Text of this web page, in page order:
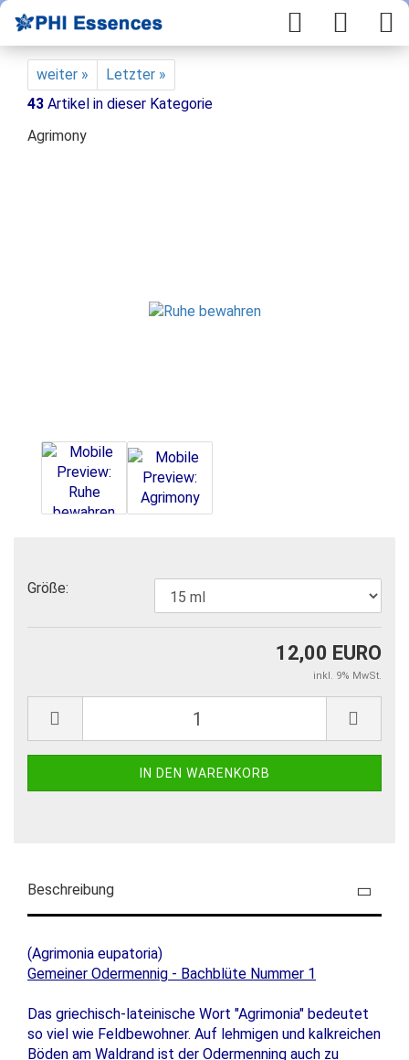
weiter »
Letzter »
43 Artikel in dieser Kategorie
Agrimony
Größe:
12,00 EURO
inkl. 9% MwSt.
Beschreibung
(Agrimonia eupatoria)
Gemeiner Odermennig - Bachblüte Nummer 1
Das griechisch-lateinische Wort "Agrimonia" bedeutet
so viel wie Feldbewohner. Auf lehmigen und kalkreichen
Böden am Waldrand ist der Odermenning auch zu